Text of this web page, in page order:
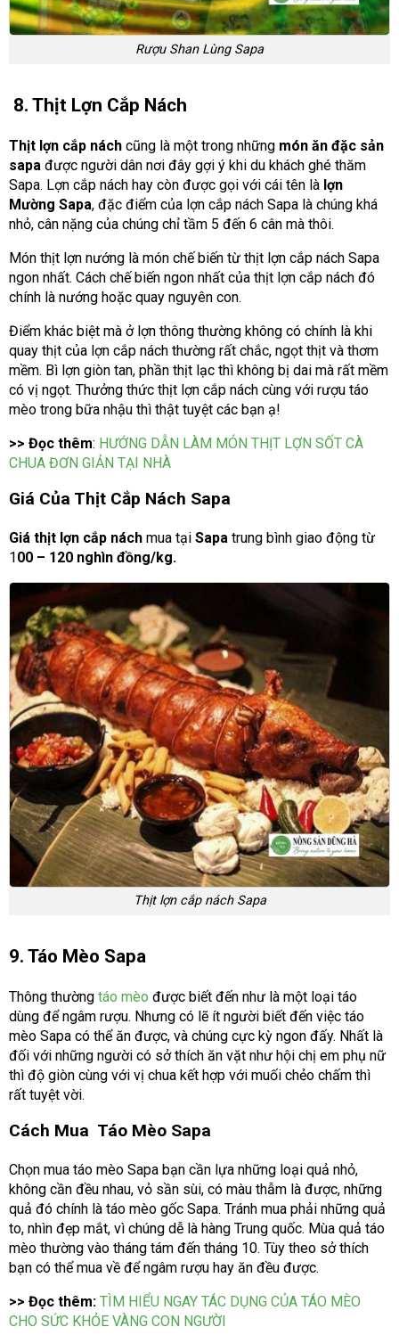
Rượu Shan Lùng Sapa
8. Thịt Lợn Cắp Nách
Thịt lợn cắp nách cũng là một trong những món ăn đặc sản
sapa được người dân nơi đây gợi ý khi du khách ghé thăm
Sapa. Lợn cắp nách hay còn được gọi với cái tên là lợn
Mường Sapa, đặc điểm của lợn cắp nách Sapa là chúng khá
nhỏ, cân nặng của chúng chỉ tầm 5 đến 6 cân mà thôi.
Món thịt lợn nướng là món chế biến từ thịt lợn cắp nách Sapa
ngon nhất. Cách chế biến ngon nhất của thịt lợn cắp nách đó
chính là nướng hoặc quay nguyên con.
Điểm khác biệt mà ở lợn thông thường không có chính là khi
quay thịt của lợn cắp nách thường rất chắc, ngọt thịt và thơm
mềm. Bì lợn giòn tan, phần thịt lạc thì không bị dai mà rất mềm
có vị ngọt. Thưởng thức thịt lợn cắp nách cùng với rượu táo
mèo trong bữa nhậu thì thật tuyệt các bạn ạ!
>> Đọc thêm: HƯỚNG DẪN LÀM MÓN THỊT LỢN SỐT CÀ
CHUA ĐƠN GIẢN TẠI NHÀ
Giá Của Thịt Cắp Nách Sapa
Giá thịt lợn cắp nách mua tại Sapa trung bình giao động từ
100 – 120 nghìn đồng/kg.
Thịt lợn cắp nách Sapa
9. Táo Mèo Sapa
Thông thường táo mèo được biết đến như là một loại táo
dùng để ngâm rượu. Nhưng có lẽ ít người biết đến việc táo
mèo Sapa có thể ăn được, và chúng cực kỳ ngon đấy. Nhất là
đối với những người có sở thích ăn vặt như hội chị em phụ nữ
thì độ giòn cùng với vị chua kết hợp với muối chẻo chấm thì
rất tuyệt vời.
Cách Mua Táo Mèo Sapa
Chọn mua táo mèo Sapa bạn cần lựa những loại quả nhỏ,
không cần đều nhau, vỏ sần sùi, có màu thẫm là được, những
quả đó chính là táo mèo gốc Sapa. Tránh mua phải những quả
to, nhìn đẹp mắt, vì chúng dễ là hàng Trung quốc. Mùa quả táo
mèo thường vào tháng tám đến tháng 10. Tùy theo sở thích
bạn có thể mua về để ngâm rượu hay ăn đều được.
>> Đọc thêm: TÌM HIỂU NGAY TÁC DỤNG CỦA TÁO MÈO
CHO SỨC KHỎE VÀNG CON NGƯỜI